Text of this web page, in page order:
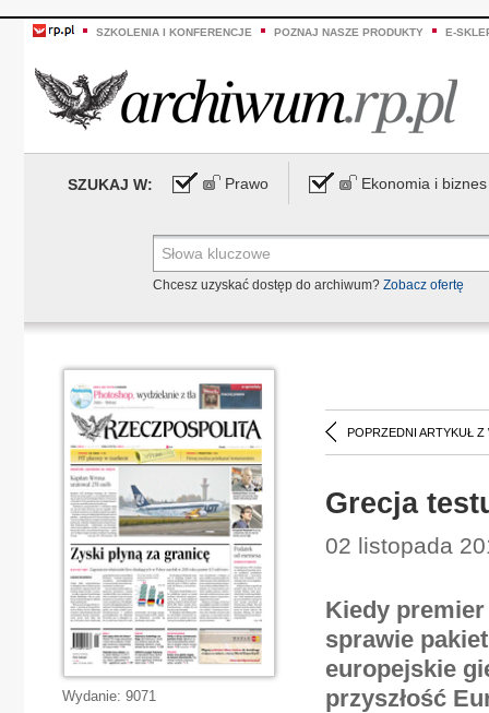
SZKOLENIA I KONFERENCJE POZNAJ NASZE PRODUKTY E-
SZUKAJ W: Prawo Ekonomia i biznes
Chcesz uzyskać dostęp do archiwum? Zobacz ofertę
POPRZEDNI ARTYKUŁ Z
Grecja
02 listopada
Kiedy
sprawie
europejskie
przyszłość
Wydanie: 9071